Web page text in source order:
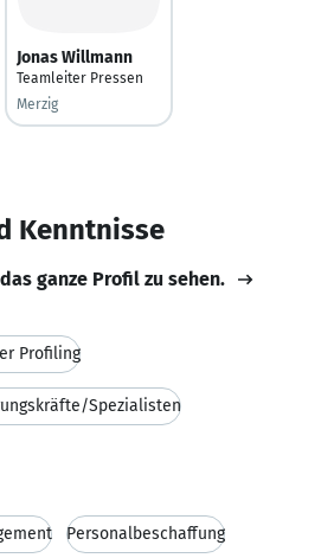
Jonas Willmann
Teamleiter Pressen
Merzig
Kenntnisse
ganze Profil zu sehen.
Profiling
Spezialisten
Personalbeschaffung